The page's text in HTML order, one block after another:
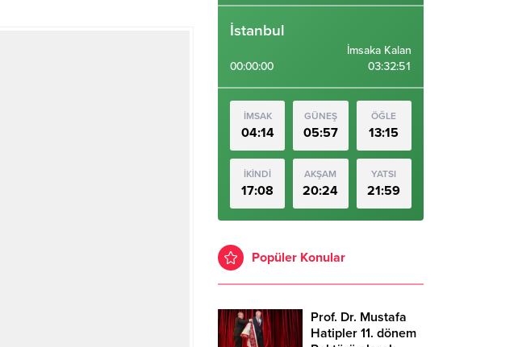
İstanbul
00:00:00
İmsaka Kalan
03:32:50
İMSAK
04:14
GÜNEŞ
05:57
ÖĞLE
13:15
İKİNDİ
17:08
AKŞAM
20:24
YATSI
21:59
Popüler Konular
Prof. Dr. Mustafa
Hatipler 11. dönem